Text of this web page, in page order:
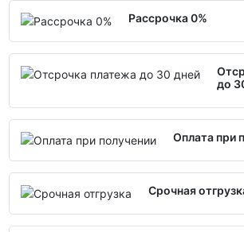
Рассрочка 0%
до
Оплата при
Срочная